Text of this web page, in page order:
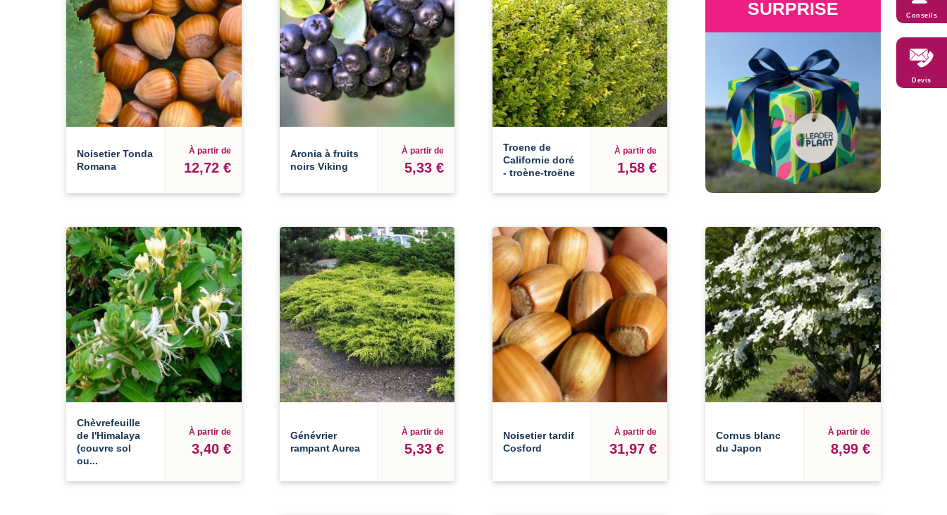
Noisetier Tonda
Romana
À partir de
12,72 €
Aronia à fruits
noirs Viking
À partir de
5,33 €
Troene de
Californie doré
- troène-troëne
À partir de
1,58 €
SURPRISE
Chèvrefeuille
de l'Himalaya
(couvre sol
ou...
À partir de
3,40 €
Génévrier
rampant Aurea
À partir de
5,33 €
Noisetier tardif
Cosford
À partir de
31,97 €
Cornus blanc
du Japon
À partir de
8,99 €
Conseils
Devis